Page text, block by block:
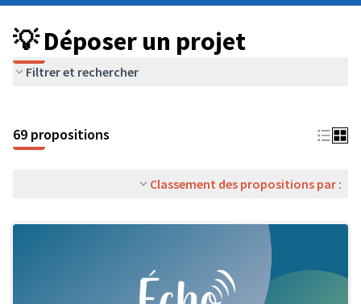
💡 Déposer un projet
Filtrer et rechercher
69 propositions
Classement des propositions par :